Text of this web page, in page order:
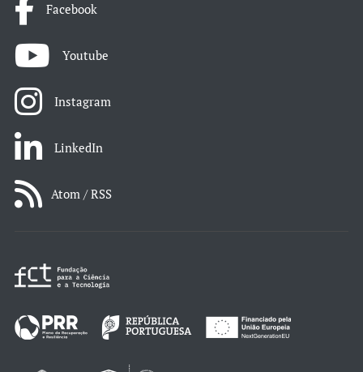
Facebook
Youtube
Instagram
LinkedIn
Atom / RSS